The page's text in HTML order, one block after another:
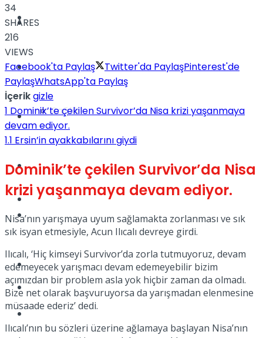
Yaşam
Sağlık
TV
Kadınca
Dünya
Türkiye
Müzik
Sinema
Tatil
Spor
Podcast
34
SHARES
216
VIEWS
Facebook'ta Paylaş
Twitter'da PaylaşPinterest'de
PaylaşWhatsApp'ta Paylaş
İçerikgizle
1 Dominik’te çekilen Survivor’da Nisa krizi yaşanmaya
devam ediyor.
1.1 Ersin’in ayakkabılarını giydi
Dominik’te çekilen Survivor’da Nisa
krizi yaşanmaya devam ediyor.
Nisa’nın yarışmaya uyum sağlamakta zorlanması ve sık
sık isyan etmesiyle, Acun Ilıcalı devreye girdi.
Ilıcalı, ‘Hiç kimseyi Survivor’da zorla tutmuyoruz, devam
edemeyecek yarışmacı devam edemeyebilir bizim
açımızdan bir problem asla yok hiçbir zaman da olmadı.
Bize net olarak başvuruyorsa da yarışmadan elenmesine
müsaade ederiz’ dedi.
Ilıcalı’nın bu sözleri üzerine ağlamaya başlayan Nisa’nın